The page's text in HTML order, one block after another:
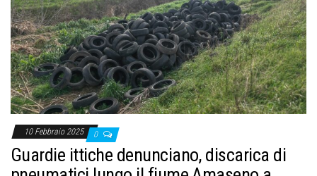
10 Febbraio 2025 0
Guardie ittiche denunciano, discarica di